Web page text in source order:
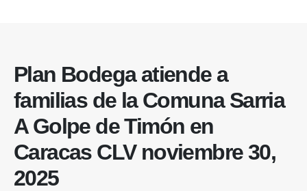
Plan Bodega atiende a
familias de la Comuna Sarria
A Golpe de Timón en
Caracas CLV noviembre 30,
2025